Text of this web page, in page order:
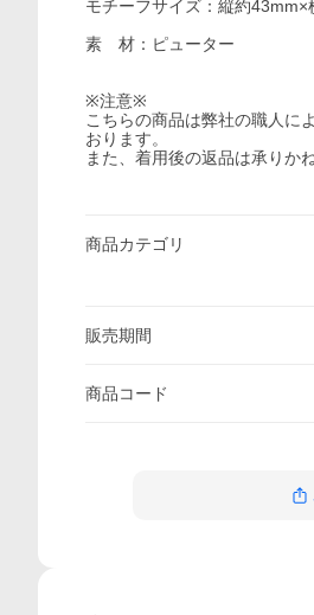
モチーフサイズ：縦約
素 材：ピューター
※注意※
こちらの商品は弊社の職人に
おります。
また、着用後の返品は承りか
商品カテゴリ
販売期間
商品コード